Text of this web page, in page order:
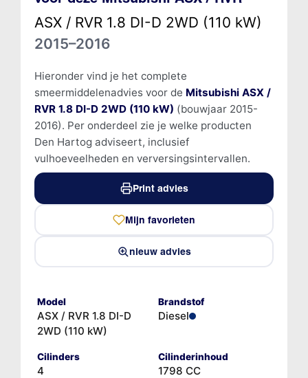
ASX / RVR 1.8 DI-D 2WD (110 kW)
2015–2016
Hieronder vind je het complete
smeermiddelenadvies voor de Mitsubishi ASX /
RVR 1.8 DI-D 2WD (110 kW) (bouwjaar 2015-
2016). Per onderdeel zie je welke producten
Den Hartog adviseert, inclusief
vulhoeveelheden en verversingsintervallen.
Print advies
Mijn favorieten
nieuw advies
Model
ASX / RVR 1.8 DI-D
2WD (110 kW)
Brandstof
Diesel
Cilinders
4
Cilinderinhoud
1798 CC